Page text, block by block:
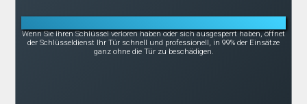
Wenn Sie Ihren Schlüssel verloren haben oder sich ausgesperrt haben, öffnet
der Schlüsseldienst Ihr Tür schnell und professionell, in 99% der Einsätze
ganz ohne die Tür zu beschädigen.